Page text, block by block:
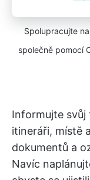
Spolupracujte
společně pomocí
Informujte svůj
itineráři, místě
dokumentů a
Navíc